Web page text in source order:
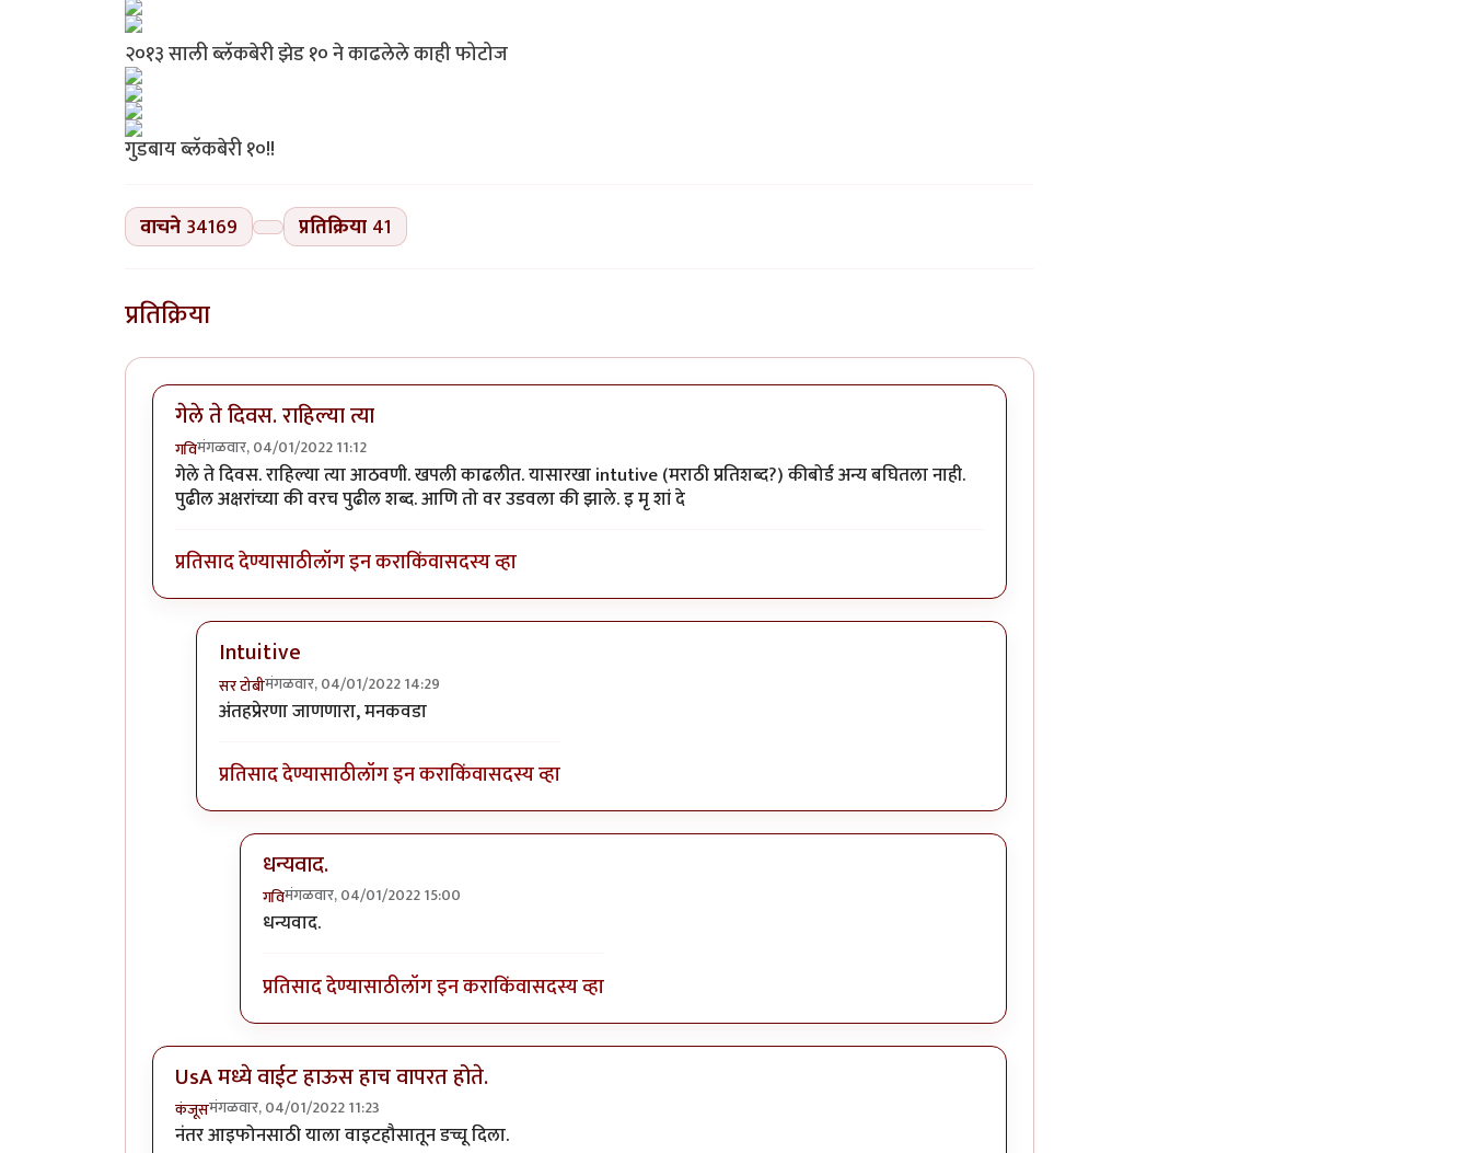
२०१३ साली ब्लॅकबेरी झेड १० ने काढलेले काही फोटोज
गुडबाय ब्लॅकबेरी १०!!
वाचने 34169 प्रतिक्रिया 41
प्रतिक्रिया
गेले ते दिवस. राहिल्या त्या
गविमंगळवार, 04/01/2022 11:12
गेले ते दिवस. राहिल्या त्या आठवणी. खपली काढलीत. यासारखा intutive (मराठी प्रतिशब्द?) कीबोर्ड अन्य बघितला नाही.
पुढील अक्षरांच्या की वरच पुढील शब्द. आणि तो वर उडवला की झाले. इ मृ शां दे
प्रतिसाद देण्यासाठीलॉग इन कराकिंवासदस्य व्हा
Intuitive
सर टोबीमंगळवार, 04/01/2022 14:29
In reply toगेले ते दिवस. राहिल्या त्या
अंतहप्रेरणा जाणणारा, मनकवडा
प्रतिसाद देण्यासाठीलॉग इन कराकिंवासदस्य व्हा
धन्यवाद.
गविमंगळवार, 04/01/2022 15:00
In reply to
धन्यवाद.
प्रतिसाद देण्यासाठीलॉग इन कराकिंवासदस्य व्हा
UsA मध्ये वाईट हाऊस हाच वापरत होते.
कंजूसमंगळवार, 04/01/2022 11:23
नंतर आइफोनसाठी याला वाइटहौसातून डच्चू दिला.